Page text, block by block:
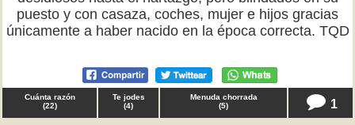
puesto y con casaza, coches, mujer e hijos gracias
únicamente a haber nacido en la época correcta. TQD
Cuánta razón
(22)
Te jodes
(4)
Menuda chorrada
(5) 1